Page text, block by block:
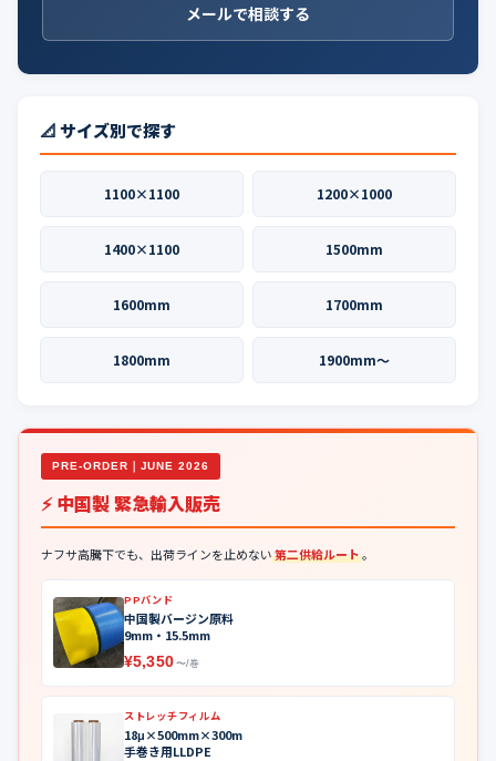
メールで相談する
📐 サイズ別で探す
1100×1100 1200×1000
1400×1100 1500mm
1600mm 1700mm
1800mm 1900mm〜
PRE-ORDER｜JUNE 2026
⚡ 中国製 緊急輸入販売
ナフサ高騰下でも、出荷ラインを止めない第二供給ルート。
PPバンド
中国製バージン原料
9mm・15.5mm
¥5,350 〜/巻
ストレッチフィルム
18μ×500mm×300m
手巻き用LLDPE